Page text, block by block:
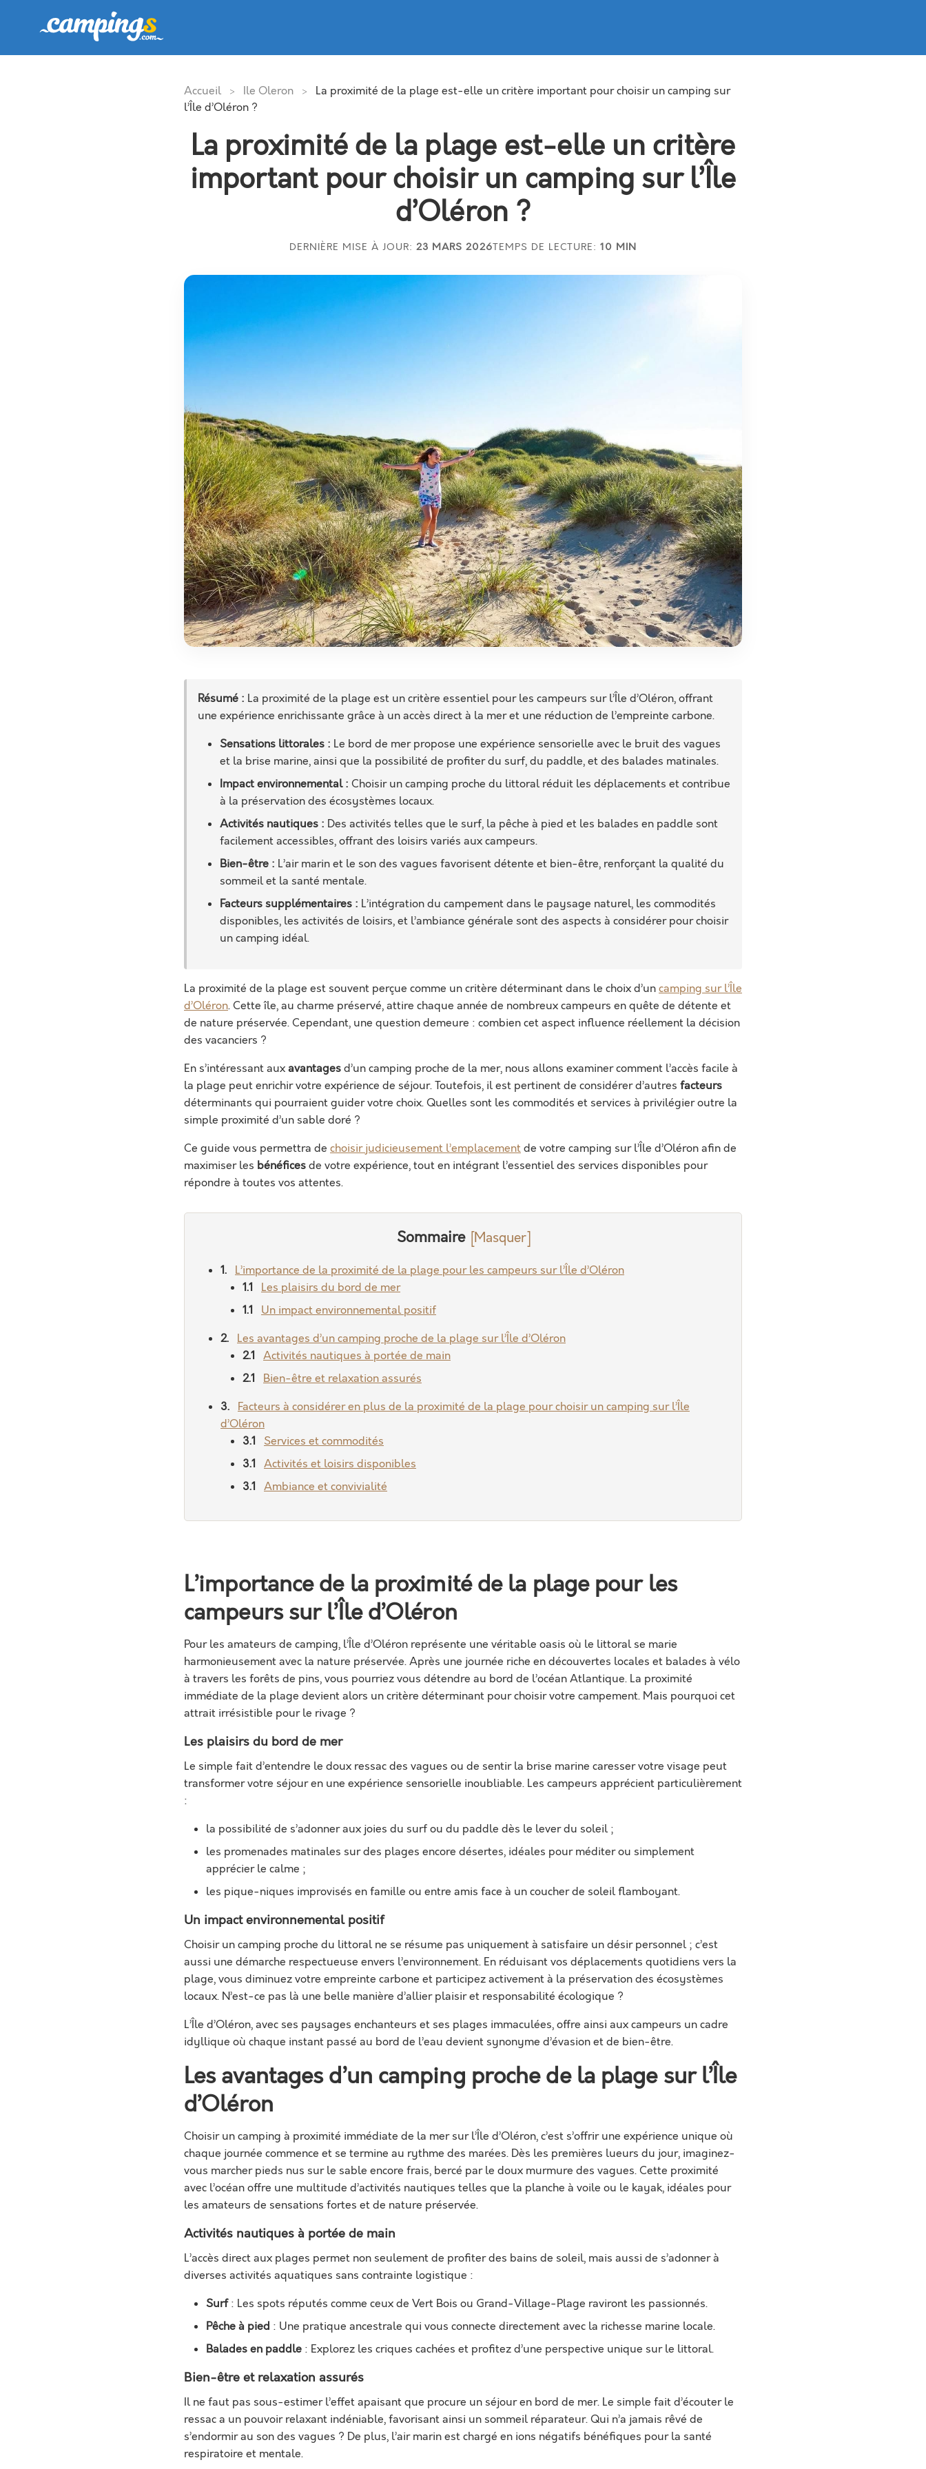
Accueil > Ile Oleron >
La proximité de la plage est-elle un critère important pour choisir un camping sur
l’Île d’Oléron ?
La proximité de la plage est-elle un critère
important pour choisir un camping sur l’Île
d’Oléron ?
DERNIÈRE MISE À JOUR: 23 MARS 2026TEMPS DE LECTURE: 10 MIN
Résumé : La proximité de la plage est un critère essentiel pour les campeurs sur l’Île d’Oléron, offrant
une expérience enrichissante grâce à un accès direct à la mer et une réduction de l’empreinte carbone.
Sensations littorales : Le bord de mer propose une expérience sensorielle avec le bruit des vagues
et la brise marine, ainsi que la possibilité de profiter du surf, du paddle, et des balades matinales.
Impact environnemental : Choisir un camping proche du littoral réduit les déplacements et contribue
à la préservation des écosystèmes locaux.
Activités nautiques : Des activités telles que le surf, la pêche à pied et les balades en paddle sont
facilement accessibles, offrant des loisirs variés aux campeurs.
Bien-être : L’air marin et le son des vagues favorisent détente et bien-être, renforçant la qualité du
sommeil et la santé mentale.
Facteurs supplémentaires : L’intégration du campement dans le paysage naturel, les commodités
disponibles, les activités de loisirs, et l’ambiance générale sont des aspects à considérer pour choisir
un camping idéal.
La proximité de la plage est souvent perçue comme un critère déterminant dans le choix d’uncamping sur l’Île
d’Oléron. Cette île, au charme préservé, attire chaque année de nombreux campeurs en quête de détente et
de nature préservée. Cependant, une question demeure : combien cet aspect influence réellement la décision
des vacanciers ?
En s’intéressant auxavantagesd’un camping proche de la mer, nous allons examiner comment l’accès facile à
la plage peut enrichir votre expérience de séjour. Toutefois, il est pertinent de considérer d’autres facteurs
déterminants qui pourraient guider votre choix. Quelles sont les commodités et services à privilégier outre la
simple proximité d’un sable doré ?
Ce guide vous permettra de choisir judicieusement l’emplacementde votre camping sur l’Île d’Oléron afin de
maximiser les bénéficesde votre expérience, tout en intégrant l’essentiel des services disponibles pour
répondre à toutes vos attentes.
Sommaire
L’importance de la proximité de la plage pour les campeurs sur l’Île d’Oléron
Les plaisirs du bord de mer
Un impact environnemental positif
Les avantages d’un camping proche de la plage sur l’Île d’Oléron
Activités nautiques à portée de main
Bien-être et relaxation assurés
Facteurs à considérer en plus de la proximité de la plage pour choisir un camping sur l’Île
d’Oléron
Services et commodités
Activités et loisirs disponibles
Ambiance et convivialité
L’importance de la proximité de la plage pour les
campeurs sur l’Île d’Oléron
Pour les amateurs de camping, l’Île d’Oléron représente une véritable oasis où le littoral se marie
harmonieusement avec la nature préservée. Après une journée riche en découvertes locales et balades à vélo
à travers les forêts de pins, vous pourriez vous détendre au bord de l’océan Atlantique. La proximité
immédiate de la plage devient alors un critère déterminant pour choisir votre campement. Mais pourquoi cet
attrait irrésistible pour le rivage ?
Les plaisirs du bord de mer
Le simple fait d’entendre le doux ressac des vagues ou de sentir la brise marine caresser votre visage peut
transformer votre séjour en une expérience sensorielle inoubliable. Les campeurs apprécient particulièrement
:
la possibilité de s’adonner aux joies du surf ou du paddle dès le lever du soleil ;
les promenades matinales sur des plages encore désertes, idéales pour méditer ou simplement
apprécier le calme ;
les pique-niques improvisés en famille ou entre amis face à un coucher de soleil flamboyant.
Un impact environnemental positif
Choisir un camping proche du littoral ne se résume pas uniquement à satisfaire un désir personnel ; c’est
aussi une démarche respectueuse envers l’environnement. En réduisant vos déplacements quotidiens vers la
plage, vous diminuez votre empreinte carbone et participez activement à la préservation des écosystèmes
locaux. N’est-ce pas là une belle manière d’allier plaisir et responsabilité écologique ?
L’Île d’Oléron, avec ses paysages enchanteurs et ses plages immaculées, offre ainsi aux campeurs un cadre
idyllique où chaque instant passé au bord de l’eau devient synonyme d’évasion et de bien-être.
Les avantages d’un camping proche de la plage sur l’Île
d’Oléron
Choisir un camping à proximité immédiate de la mer sur l’Île d’Oléron, c’est s’offrir une expérience unique où
chaque journée commence et se termine au rythme des marées. Dès les premières lueurs du jour, imaginez-
vous marcher pieds nus sur le sable encore frais, bercé par le doux murmure des vagues. Cette proximité
avec l’océan offre une multitude d’activités nautiques telles que la planche à voile ou le kayak, idéales pour
les amateurs de sensations fortes et de nature préservée.
Activités nautiques à portée de main
L’accès direct aux plages permet non seulement de profiter des bains de soleil, mais aussi de s’adonner à
diverses activités aquatiques sans contrainte logistique :
Surf: Les spots réputés comme ceux de Vert Bois ou Grand-Village-Plage raviront les passionnés.
Pêche à pied : Une pratique ancestrale qui vous connecte directement avec la richesse marine locale.
Balades en paddle : Explorez les criques cachées et profitez d’une perspective unique sur le littoral.
Bien-être et relaxation assurés
Il ne faut pas sous-estimer l’effet apaisant que procure un séjour en bord de mer. Le simple fait d’écouter le
ressac a un pouvoir relaxant indéniable, favorisant ainsi un sommeil réparateur. Qui n’a jamais rêvé de
s’endormir au son des vagues ? De plus, l’air marin est chargé en ions négatifs bénéfiques pour la santé
respiratoire et mentale.